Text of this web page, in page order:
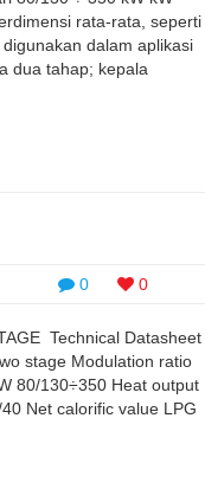
rata-rata, seperti
dalam aplikasi
dua tahap; kepala
0 0
Technical Datasheet
stage Modulation ratio
80/130÷350 Heat output
Net calorific value LPG